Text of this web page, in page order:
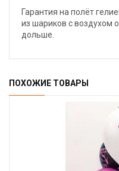
Гарантия на полёт
из шариков с воздухом
дольше.
ПОХОЖИЕ ТОВАРЫ